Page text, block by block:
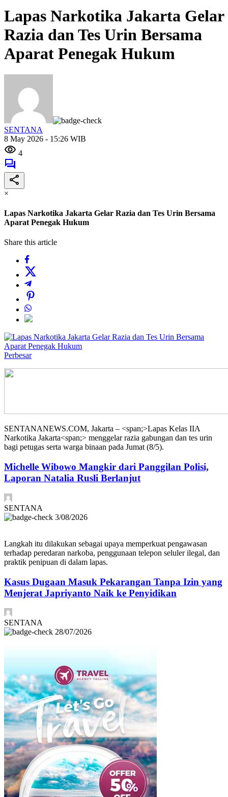
Lapas Narkotika Jakarta Gelar
Razia dan Tes Urin Bersama
Aparat Penegak Hukum
SENTANA
8 May 2026 - 15:26 WIB
4
×
Lapas Narkotika Jakarta Gelar Razia dan Tes Urin Bersama
Aparat Penegak Hukum
Share this article
Perbesar
SENTANANEWS.COM, Jakarta – <span;>Lapas Kelas IIA
Narkotika Jakarta<span;> menggelar razia gabungan dan tes urin
bagi petugas serta warga binaan pada Jumat (8/5).
Michelle Wibowo Mangkir dari Panggilan Polisi,
Laporan Natalia Rusli Berlanjut
SENTANA
3/08/2026
Langkah itu dilakukan sebagai upaya memperkuat pengawasan
terhadap peredaran narkoba, penggunaan telepon seluler ilegal, dan
praktik penipuan di dalam lapas.
Kasus Dugaan Masuk Pekarangan Tanpa Izin yang
Menjerat Japriyanto Naik ke Penyidikan
SENTANA
28/07/2026